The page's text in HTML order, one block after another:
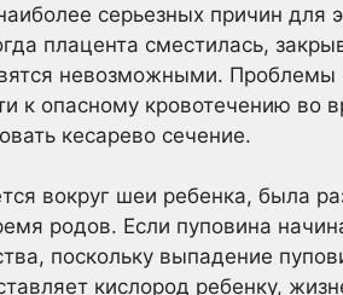
серьезных причин для
плацента сместилась,
невозможными. Проблемы
к опасному кровотечению во
кесарево сечение.
вокруг шеи ребенка, была
родов. Если пуповина
поскольку выпадение
кислород ребенку,